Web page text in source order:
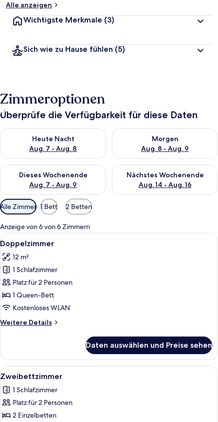
Alle anzeigen
Wichtigste Merkmale (3)
Sich wie zu Hause fühlen (5)
Zimmeroptionen
Überprüfe die Verfügbarkeit für diese Daten
Heute Nacht
Aug. 7 - Aug. 8
Überprüfe die Verfügbarkeit für heute Nacht, Aug. 7 - Aug. 8.
Morgen
Aug. 8 - Aug. 9
Überprüfe die Verfügbarkeit
Dieses Wochenende
Aug. 7 - Aug. 9
Überprüfe die Verfügbarkeit für dieses Wochenende, Aug. 7
Nächstes Wochenende
Aug. 14 - Aug. 16
Überprüfe die Verfügbarkeit
Verfügbare
Filter
für
Zimmer
Alle Zimmer 1 Bett 2 Betten
Anzeige von 6 von 6 Zimmern
Alle
Fotos
für
Doppelzimmer
anzeigen
Ein Hotelzimmer mit einem großen
3
Doppelzimmer
12 m²
1 Schlafzimmer
Platz für 2 Personen
1 Queen-Bett
Kostenloses WLAN
Weitere Details
Weitere
Daten auswählen und Preise sehen
Alle
Fotos
für
Zweibettzimmer
anzeigen
Ein Hotelzimmer mit einem großen
2
Zweibettzimmer
1 Schlafzimmer
Platz für 2 Personen
2 Einzelbetten